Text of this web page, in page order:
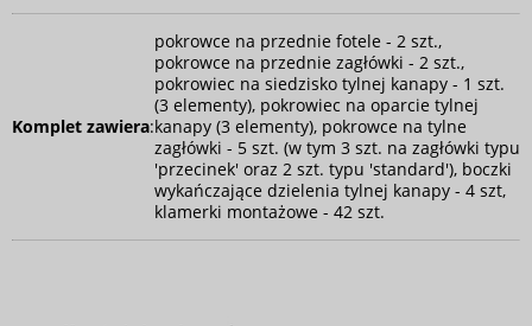
Komplet zawiera:
pokrowce na przednie fotele - 2 szt.,
pokrowce na przednie zagłówki - 2 szt.,
pokrowiec na siedzisko tylnej kanapy - 1 szt.
(3 elementy), pokrowiec na oparcie tylnej
kanapy (3 elementy), pokrowce na tylne
zagłówki - 5 szt. (w tym 3 szt. na zagłówki typu
'przecinek' oraz 2 szt. typu 'standard'), boczki
wykańczające dzielenia tylnej kanapy - 4 szt,
klamerki montażowe - 42 szt.